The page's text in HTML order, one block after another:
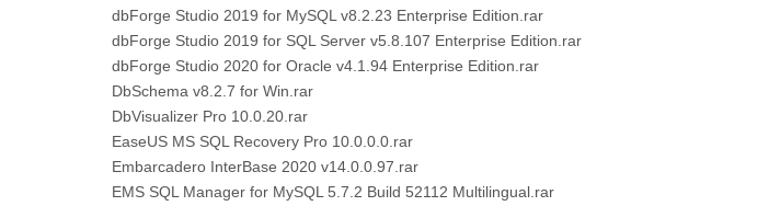
dbForge Studio 2019 for MySQL v8.2.23 Enterprise Edition.rar
dbForge Studio 2019 for SQL Server v5.8.107 Enterprise Edition.rar
dbForge Studio 2020 for Oracle v4.1.94 Enterprise Edition.rar
DbSchema v8.2.7 for Win.rar
DbVisualizer Pro 10.0.20.rar
EaseUS MS SQL Recovery Pro 10.0.0.0.rar
Embarcadero InterBase 2020 v14.0.0.97.rar
EMS SQL Manager for MySQL 5.7.2 Build 52112 Multilingual.rar